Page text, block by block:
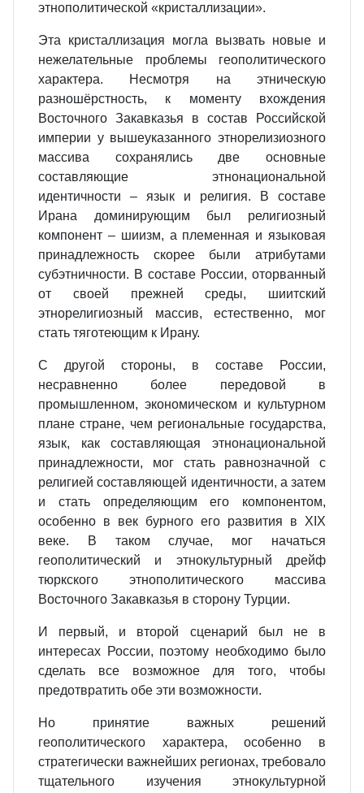
этнополитической «кристаллизации».
Эта кристаллизация могла вызвать новые и
нежелательные проблемы геополитического
характера. Несмотря на этническую
разношёрстность, к моменту вхождения
Восточного Закавказья в состав Российской
империи у вышеуказанного этнорелизиозного
массива сохранялись две основные
составляющие этнонациональной
идентичности – язык и религия. В составе
Ирана доминирующим был религиозный
компонент – шиизм, а племенная и языковая
принадлежность скорее были атрибутами
субэтничности. В составе России, оторванный
от своей прежней среды, шиитский
этнорелигиозный массив, естественно, мог
стать тяготеющим к Ирану.
С другой стороны, в составе России,
несравненно более передовой в
промышленном, экономическом и культурном
плане стране, чем региональные государства,
язык, как составляющая этнонациональной
принадлежности, мог стать равнозначной с
религией составляющей идентичности, а затем
и стать определяющим его компонентом,
особенно в век бурного его развития в ХIХ
веке. В таком случае, мог начаться
геополитический и этнокультурный дрейф
тюркского этнополитического массива
Восточного Закавказья в сторону Турции.
И первый, и второй сценарий был не в
интересах России, поэтому необходимо было
сделать все возможное для того, чтобы
предотвратить обе эти возможности.
Но принятие важных решений
геополитического характера, особенно в
стратегически важнейших регионах, требовало
тщательного изучения этнокультурной